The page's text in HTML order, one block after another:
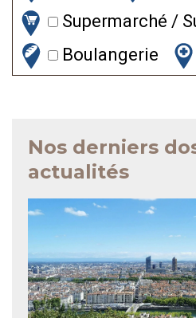
Supermarché /
Boulangerie
Nos derniers
actualités